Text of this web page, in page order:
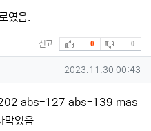
였음.
신고 추천
0 비추천
0
댓글 작성일
2023.11.30 00:43
abs-127 abs-139 mas
있음